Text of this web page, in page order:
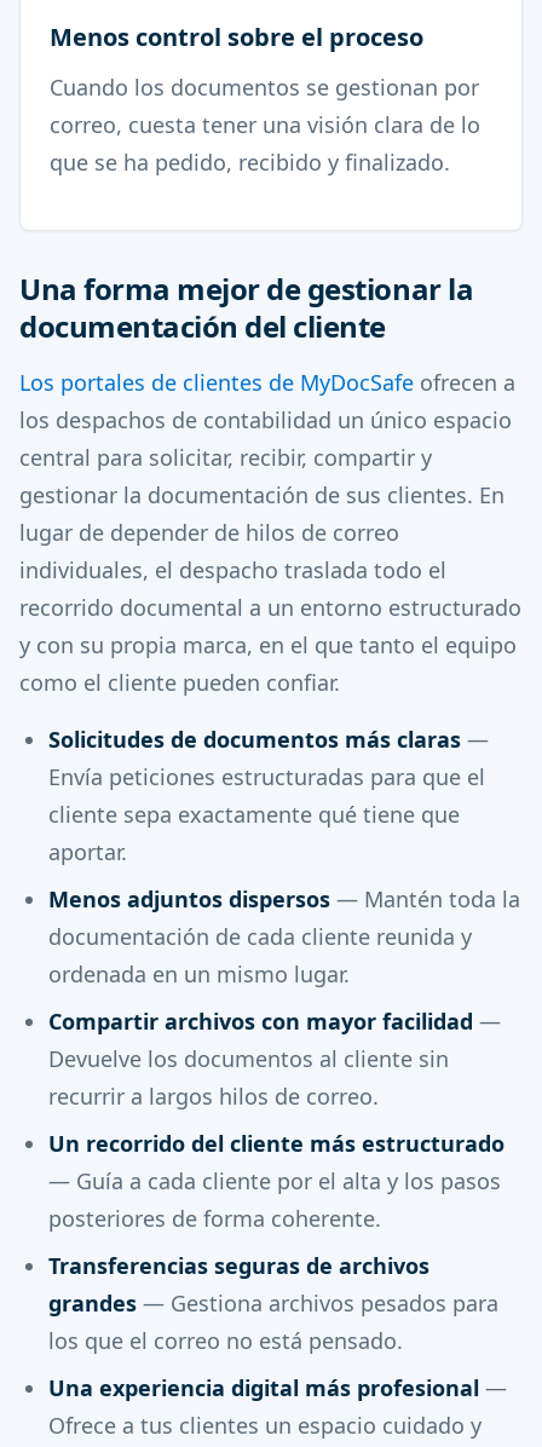
Menos control sobre el proceso
Cuando los documentos se gestionan por
correo, cuesta tener una visión clara de lo
que se ha pedido, recibido y finalizado.
Una forma mejor de gestionar la
documentación del cliente
Los portales de clientes de MyDocSafe ofrecen a
los despachos de contabilidad un único espacio
central para solicitar, recibir, compartir y
gestionar la documentación de sus clientes. En
lugar de depender de hilos de correo
individuales, el despacho traslada todo el
recorrido documental a un entorno estructurado
y con su propia marca, en el que tanto el equipo
como el cliente pueden confiar.
Solicitudes de documentos más claras —
Envía peticiones estructuradas para que el
cliente sepa exactamente qué tiene que
aportar.
Menos adjuntos dispersos — Mantén toda la
documentación de cada cliente reunida y
ordenada en un mismo lugar.
Compartir archivos con mayor facilidad —
Devuelve los documentos al cliente sin
recurrir a largos hilos de correo.
Un recorrido del cliente más estructurado
— Guía a cada cliente por el alta y los pasos
posteriores de forma coherente.
Transferencias seguras de archivos
grandes — Gestiona archivos pesados para
los que el correo no está pensado.
Una experiencia digital más profesional —
Ofrece a tus clientes un espacio cuidado y